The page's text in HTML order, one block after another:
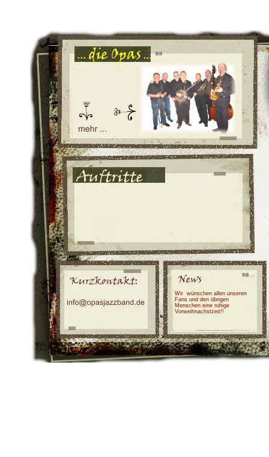
Wir wünschen allen unseren
Fans und den übrigen
Menschen eine ruhige
Vorweihnachstzeit!!